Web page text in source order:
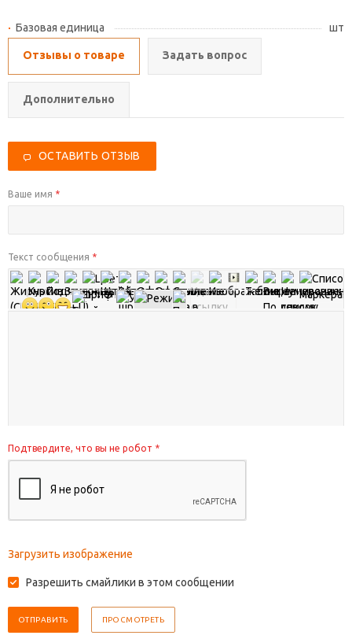
Базовая единица шт
Отзывы о товаре Задать вопрос
Дополнительно
ОСТАВИТЬ ОТЗЫВ
Ваше имя *
Текст сообщения *
Подтвердите, что вы не робот *
Загрузить изображение
Разрешить смайлики в этом сообщении